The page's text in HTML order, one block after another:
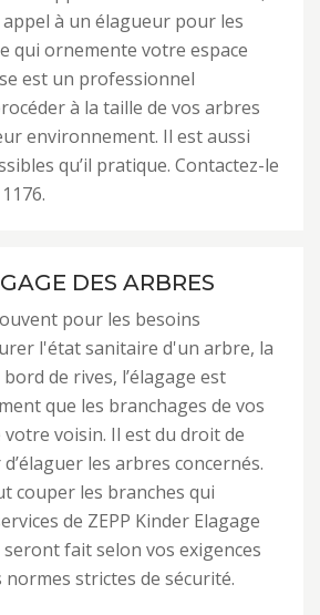
à un élagueur pour les
qui ornemente votre espace
est un professionnel
à la taille de vos arbres
environnement. Il est aussi
qu’il pratique. Contactez-le
DES ARBRES
pour les besoins
l'état sanitaire d'un arbre, la
de rives, l’élagage est
que les branchages de vos
votre voisin. Il est du droit de
les arbres concernés.
couper les branches qui
de ZEPP Kinder Elagage
seront fait selon vos exigences
strictes de sécurité.